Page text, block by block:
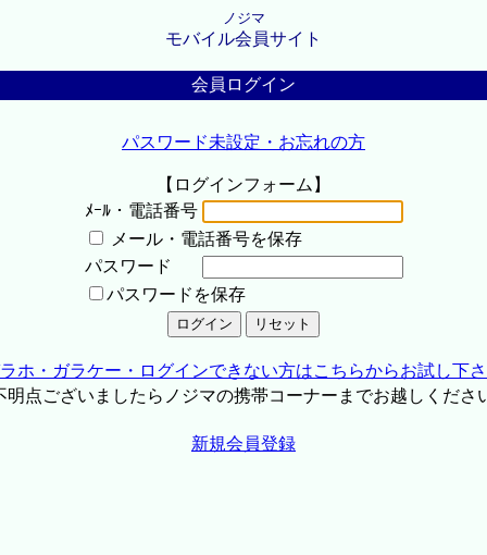
ノジマ
モバイル会員サイト
会員ログイン
パスワード未設定・お忘れの方
【ログインフォーム】
ﾒｰﾙ・電話番号
メール・電話番号を保存
パスワード
パスワードを保存
ホ・ガラケー・ログインできない方はこちらからお試し下
点ございましたらノジマの携帯コーナーまでお越しくださ
新規会員登録